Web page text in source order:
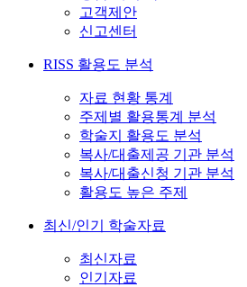
고객제안
신고센터
RISS 활용도 분석
자료 현황 통계
주제별 활용통계 분석
학술지 활용도 분석
복사/대출제공 기관 분석
복사/대출신청 기관 분석
활용도 높은 주제
최신/인기 학술자료
최신자료
인기자료